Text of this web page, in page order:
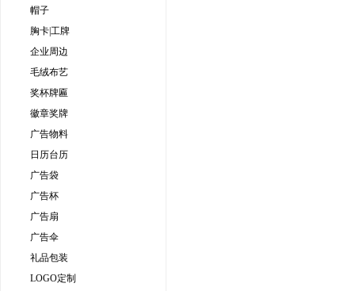
帽子
胸卡|工牌
企业周边
毛绒布艺
奖杯牌匾
徽章奖牌
广告物料
日历台历
广告袋
广告杯
广告扇
广告伞
礼品包装
LOGO定制